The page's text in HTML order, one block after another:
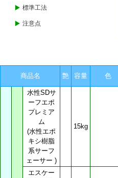
内装塗料
軒天・浴室用塗料
木目を生かす木部塗料
塗りつぶし木部塗料
鉄部塗料
道路用ライン塗料
床材
家庭塗料
（少量ご希望の方）
希釈材
標準工法
注意点
商品名 艶 容量 色
水性SDサ
ーフエポ
プレミア
ム
(水性エポ
キシ樹脂
系サーフ
ェーサー )
15kg
エスケー